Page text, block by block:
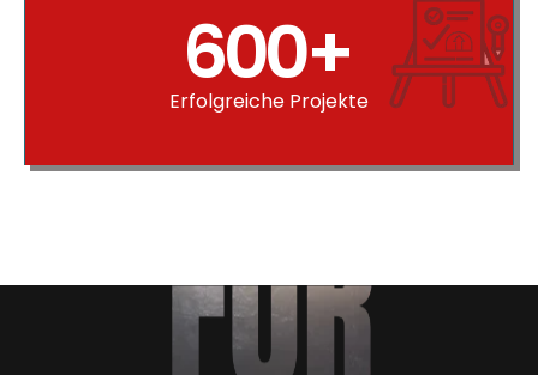
600+
Erfolgreiche Projekte